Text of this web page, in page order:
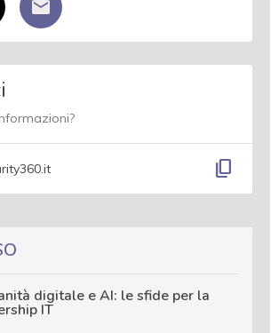
content_copy
digitale e AI: le sfide per la
IT